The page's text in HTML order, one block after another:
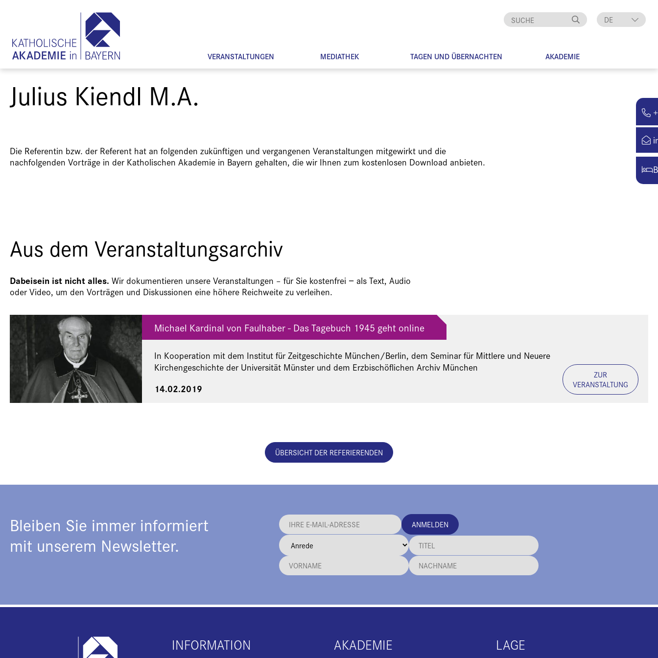
DE
VERANSTALTUNGEN MEDIATHEK TAGEN UND ÜBERNACHTEN AKADEMIE
Julius Kiendl M.A.
Die Referentin bzw. der Referent hat an folgenden zukünftigen und vergangenen Veranstaltungen mitgewirkt und die
nachfolgenden Vorträge in der Katholischen Akademie in Bayern gehalten, die wir Ihnen zum kostenlosen Download anbieten.
Aus dem Veranstaltungsarchiv
Dabeisein ist nicht alles. Wir dokumentieren unsere Veranstaltungen – für Sie kostenfrei − als Text, Audio
oder Video, um den Vorträgen und Diskussionen eine höhere Reichweite zu verleihen.
Michael Kardinal von Faulhaber - Das Tagebuch 1945 geht online
In Kooperation mit dem Institut für Zeitgeschichte München/Berlin, dem Seminar für Mittlere und Neuere
Kirchengeschichte der Universität Münster und dem Erzbischöflichen Archiv München
14.02.2019
ZUR
VERANSTALTUNG
ÜBERSICHT DER REFERIERENDEN
Bleiben Sie immer informiert
mit unserem Newsletter.
ANMELDEN
INFORMATION AKADEMIE LAGE